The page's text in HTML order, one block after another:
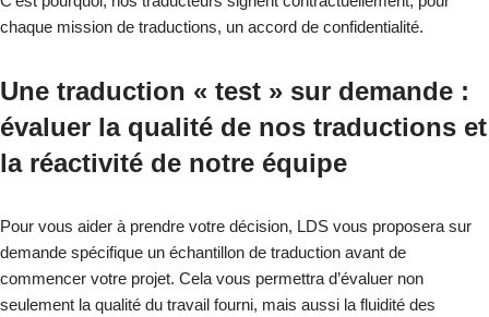
chaque mission de traductions, un accord de confidentialité.
Une traduction « test » sur demande :
évaluer la qualité de nos traductions et
la réactivité de notre équipe
Pour vous aider à prendre votre décision, LDS vous proposera sur
demande spécifique un échantillon de traduction avant de
commencer votre projet. Cela vous permettra d’évaluer non
seulement la qualité du travail fourni, mais aussi la fluidité des